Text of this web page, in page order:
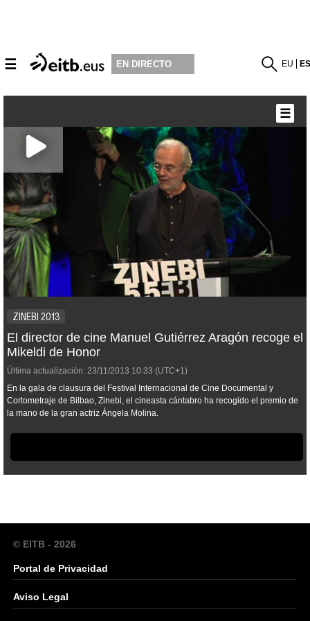
☰ EN DIRECTO EU
ZINEBI 2013
El director de cine Manuel Gutiérrez Aragón recoge el
Mikeldi de Honor
Última actualización: 23/11/2013 10:33 (UTC+1)
En la gala de clausura del Festival Internacional de Cine Documental y
Cortometraje de Bilbao, Zinebi, el cineasta cántabro ha recogido el premio de
la mano de la gran actriz Ángela Molina.
☰
© EITB - 2026
Portal de Privacidad
Aviso Legal